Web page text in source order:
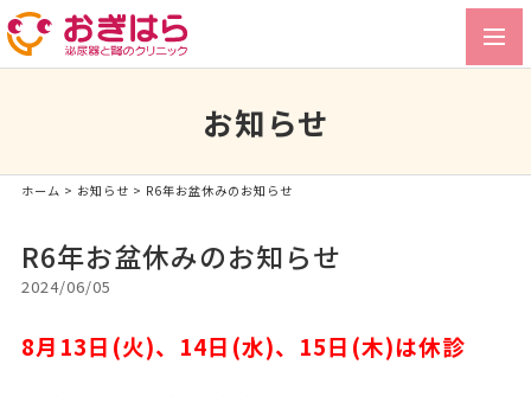
お知らせ
ホーム > お知らせ > R6年お盆休みのお知らせ
R6年お盆休みのお知らせ
2024/06/05
8月13日(火)、14日(水)、15日(木)は休診